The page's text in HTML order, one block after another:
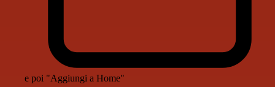
e poi "Aggiungi a Home"